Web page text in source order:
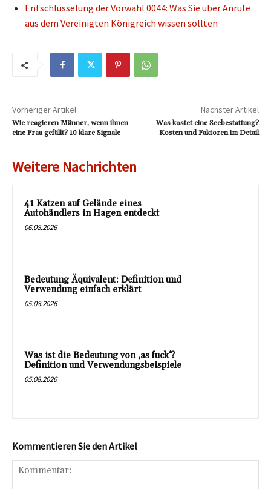
Entschlüsselung der Vorwahl 0044: Was Sie über Anrufe
aus dem Vereinigten Königreich wissen sollten
Vorheriger Artikel
Wie reagieren Männer, wenn ihnen
eine Frau gefällt? 10 klare Signale
Nächster Artikel
Was kostet eine Seebestattung?
Kosten und Faktoren im Detail
Weitere Nachrichten
41 Katzen auf Gelände eines
Autohändlers in Hagen entdeckt
06.08.2026
Bedeutung Äquivalent: Definition und
Verwendung einfach erklärt
05.08.2026
Was ist die Bedeutung von ‚as fuck‘?
Definition und Verwendungsbeispiele
05.08.2026
Kommentieren Sie den Artikel